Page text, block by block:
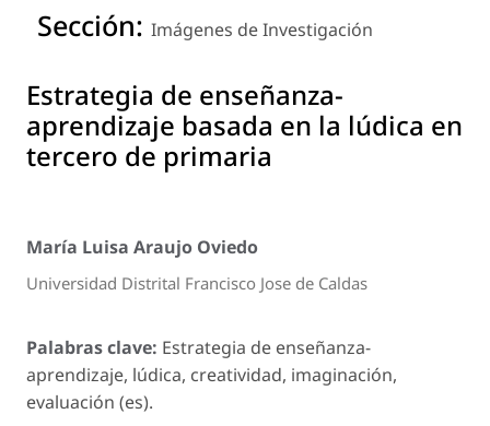
Sección: Imágenes de Investigación
Estrategia de enseñanza-
aprendizaje basada en la lúdica en
tercero de primaria
María Luisa Araujo Oviedo
Universidad Distrital Francisco Jose de Caldas
Palabras clave: Estrategia de enseñanza-
aprendizaje, lúdica, creatividad, imaginación,
evaluación (es).